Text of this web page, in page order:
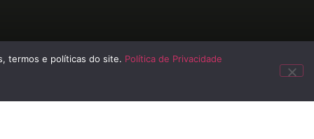
termos e políticas do site. Política de Privacidade